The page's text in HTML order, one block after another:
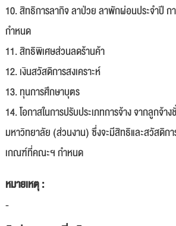
10. สิทธิการลากิจ ลาป่วย ลาพักผ่อนประจำปี
กำหนด
11. สิทธิพิเศษส่วนลดร้านค้า
12. เงินสวัสดิการสงเคราะห์
13. ทุนการศึกษาบุตร
14. โอกาสในการปรับประเภทการจ้าง จากลูกจ้า
มหาวิทยาลัย (ส่วนงาน) ซึ่งจะมีสิทธิและสวัสดิก
เกณฑ์ที่คณะฯ กำหนด
หมายเหตุ :
-